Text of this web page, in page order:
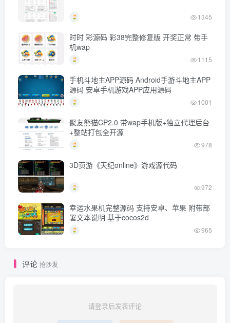
1345
时时 彩源码 彩38完整修复版 开奖正常 带手
机wap
1115
手机斗地主APP源码 Android手游斗地主APP
源码 安卓手机游戏APP应用源码
1001
聚友熊猫CP2.0 带wap手机版+独立代理后台
+整站打包全开源
978
3D页游《天纪online》游戏源代码
972
幸运水果机完整源码 支持安卓、苹果 附带部
署文本说明 基于cocos2d
965
评论 抢沙发
请登录后发表评论